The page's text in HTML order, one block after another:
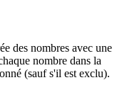
des nombres avec une
nombre dans la
(sauf s'il est exclu).